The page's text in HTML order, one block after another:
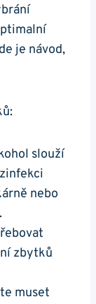
je návod,
slouží
nebo
zbytků
muset